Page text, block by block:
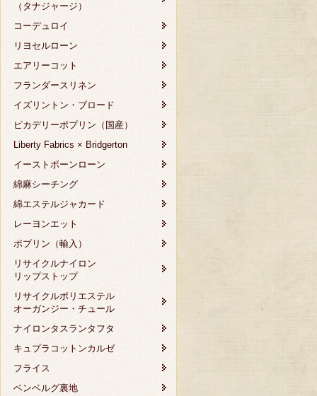
（タナジャージ）
コーデュロイ
リヨセルローン
エアリーコット
フランダースリネン
イズリントン・ブロード
ピカデリーポプリン（国産）
Liberty Fabrics × Bridgerton
イーストボーンローン
綿麻シーチング
綿エステルジャカード
レーヨンエット
ポプリン（輸入）
リサイクルナイロン
リップストップ
リサイクルポリエステル
オーガンジー・チュール
ナイロンタスランタフタ
キュプラコットンカルゼ
フライス
ベンベルグ裏地